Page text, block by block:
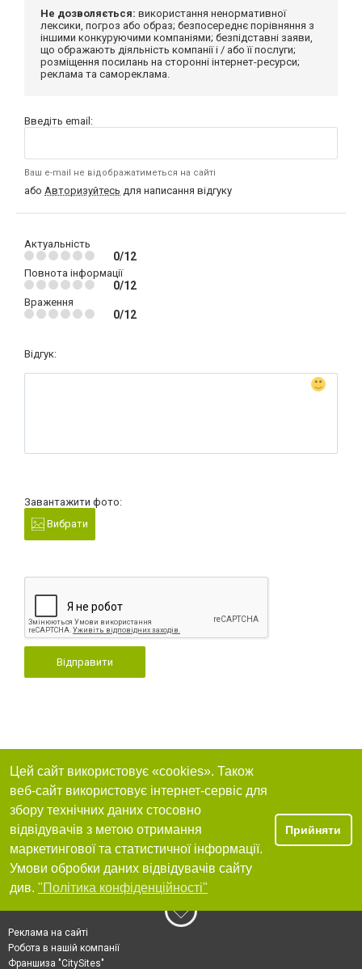
Не дозволяється: використання ненормативної
лексики, погроз або образ; безпосереднє порівняння з
іншими конкуруючими компаніями; безпідставні заяви,
що ображають діяльність компанії і / або її послуги;
розміщення посилань на сторонні інтернет-ресурси;
реклама та самореклама.
Введіть email:
Ваш e-mail не відображатиметься на сайті
або Авторизуйтесь для написання відгуку
Актуальність
0/12
Повнота інформації
0/12
Враження
0/12
Відгук:
Завантажити фото:
Вибрати
Відправити
Цей сайт використовує «cookies». Також
веб-сайт використовує інтернет-сервіс для
збору технічних даних стосовно
відвідувачів з метою отримання
маркетингової та статистичної інформації.
Умови обробки даних відвідувачів сайту
див. "Політика конфіденційності"
Прийняти
Реклама на сайті
Робота в нашій компанії
Франшиза "CitySites"